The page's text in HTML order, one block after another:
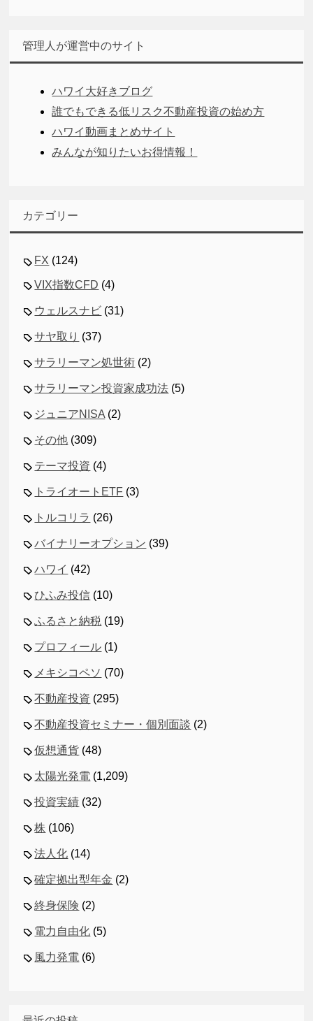
管理人が運営中のサイト
ハワイ大好きブログ
誰でもできる低リスク不動産投資の始め方
ハワイ動画まとめサイト
みんなが知りたいお得情報！
カテゴリー
FX (124)
VIX指数CFD (4)
ウェルスナビ (31)
サヤ取り (37)
サラリーマン処世術 (2)
サラリーマン投資家成功法 (5)
ジュニアNISA (2)
その他 (309)
テーマ投資 (4)
トライオートETF (3)
トルコリラ (26)
バイナリーオプション (39)
ハワイ (42)
ひふみ投信 (10)
ふるさと納税 (19)
プロフィール (1)
メキシコペソ (70)
不動産投資 (295)
不動産投資セミナー・個別面談 (2)
仮想通貨 (48)
太陽光発電 (1,209)
投資実績 (32)
株 (106)
法人化 (14)
確定拠出型年金 (2)
終身保険 (2)
電力自由化 (5)
風力発電 (6)